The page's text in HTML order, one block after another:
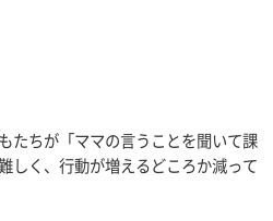
たちが「ママの言うことを聞いて課
しく、行動が増えるどころか減って